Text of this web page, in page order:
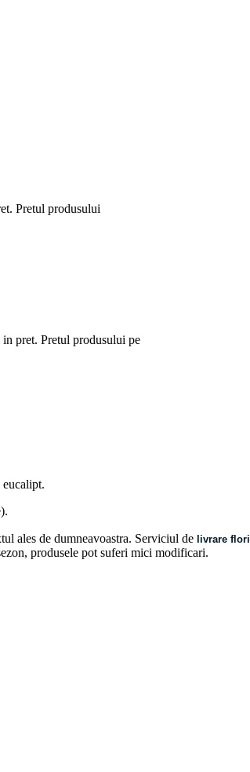
Pretul produsului
pret. Pretul produsului pe
ales de dumneavoastra. Serviciul de livrare flori
produsele pot suferi mici modificari.